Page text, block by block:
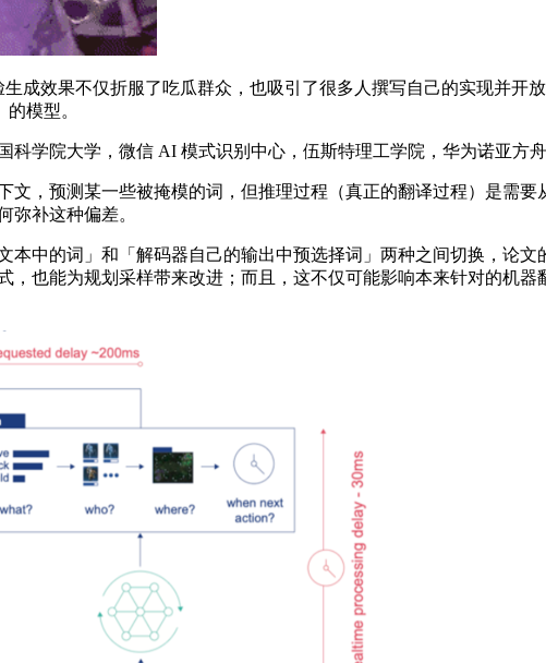
效果不仅折服了吃瓜群众，也吸引了很多人撰写自己的实现并开
模型。
学院大学，微信 AI 模式识别中心，伍斯特理工学院，华为诺亚方
预测某一些被掩模的词，但推理过程（真正的翻译过程）是需要
弥补这种偏差。
的词」和「解码器自己的输出中预选择词」两种之间切换，论文
也能为规划采样带来改进；而且，这不仅可能影响本来针对的机